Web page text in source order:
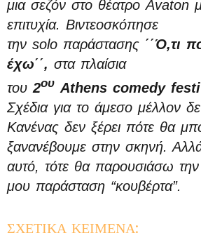
μια σεζόν στο θέατρο Avaton
επιτυχία. Βιντεοσκόπησε
την solo παράστασης ΄΄Ό,τι
έχω΄΄, στα πλαίσια
του 2ου Athens comedy
Σχέδια για το άμεσο μέλλον
Κανένας δεν ξέρει πότε θα
ξανανέβουμε στην σκηνή.
αυτό, τότε θα παρουσιάσω
μου παράσταση “κουβέρτα”.
ΣΧΕΤΙΚΑ ΚΕΙΜΕΝΑ: